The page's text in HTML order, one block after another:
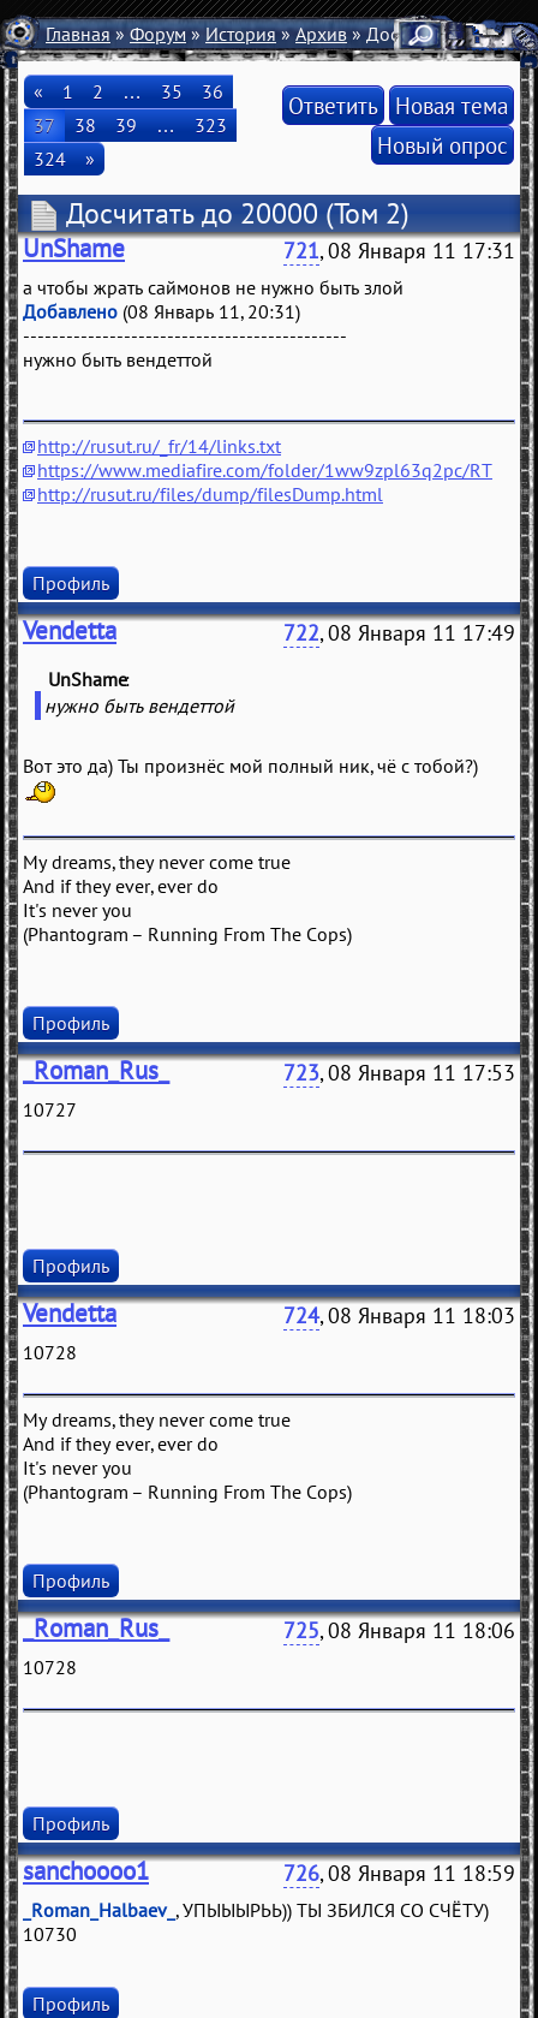
Главная»Форум»История»Архив» Досчитать до 20000
« 1 2 … 35
36
37
38 39 …
323
324
»
Ответить Новая тема
Новый опрос
Досчитать до 20000 (Том 2)
UnShame 721, 08 Января 11 17:31
а чтобы жрать саймонов не нужно быть злой
Добавлено (08 Январь 11, 20:31)
---------------------------------------------
нужно быть вендеттой
http://rusut.ru/_fr/14/links.txt
https://www.mediafire.com/folder/1ww9zpl63q2pc/RT
http://rusut.ru/files/dump/filesDump.html
Профиль
Vendetta 722, 08 Января 11 17:49
UnShame
нужно быть вендеттой
Вот это да) Ты произнёс мой полный ник, чё с тобой?)
My dreams, they never come true
And if they ever, ever do
It's never you
(Phantogram – Running From The Cops)
Профиль
_Roman_Rus_ 723, 08 Января 11 17:53
10727
Профиль
Vendetta 724, 08 Января 11 18:03
10728
My dreams, they never come true
And if they ever, ever do
It's never you
(Phantogram – Running From The Cops)
Профиль
_Roman_Rus_ 725, 08 Января 11 18:06
10728
Профиль
sanchoooo1 726, 08 Января 11 18:59
_Roman_Halbaev_ , УПЫЫЫРЬЬ)) ТЫ ЗБИЛСЯ СО СЧЁТУ)
10730
Профиль